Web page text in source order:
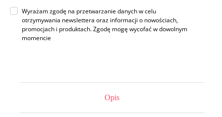
Wyrażam zgodę na przetwarzanie danych w celu
otrzymywania newslettera oraz informacji o nowościach,
promocjach i produktach. Zgodę mogę wycofać w dowolnym
momencie
Opis